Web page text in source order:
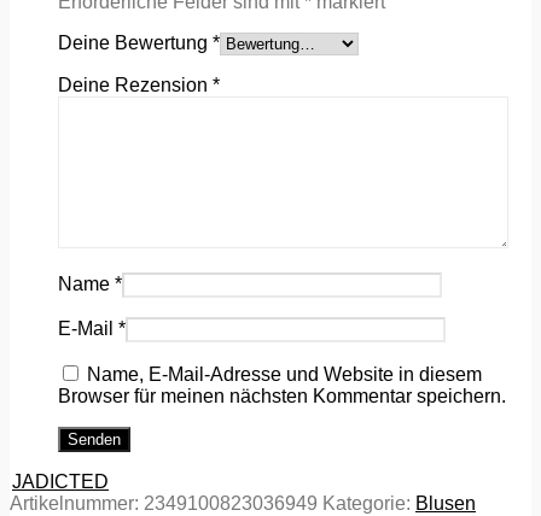
Deine Bewertung *
Deine Rezension *
Name *
E-Mail *
Name, E-Mail-Adresse und Website in diesem
Browser für meinen nächsten Kommentar speichern.
JADICTED
Artikelnummer: 2349100823036949 Kategorie: Blusen